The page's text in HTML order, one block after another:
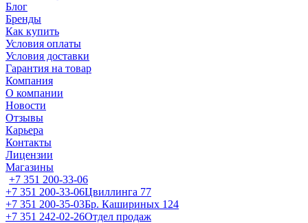
Блог
Бренды
Как купить
Условия оплаты
Условия доставки
Гарантия на товар
Компания
О компании
Новости
Отзывы
Карьера
Контакты
Лицензии
Магазины
+7 351 200-33-06
+7 351 200-33-06Цвиллинга 77
+7 351 200-35-03Бр. Кашириных 124
+7 351 242-02-26Отдел продаж